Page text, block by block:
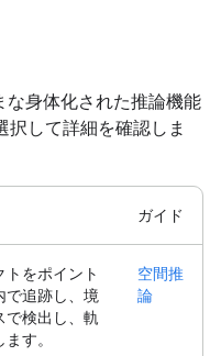
な身体化された推論機能
択して詳細を確認しま
ガイド
トをポイント
で追跡し、境
で検出し、軌
す。
空間推
論